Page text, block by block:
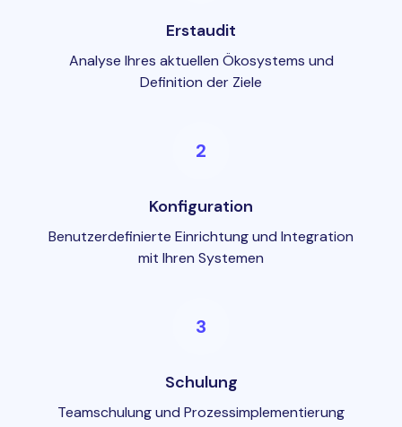
Erstaudit
Analyse Ihres aktuellen Ökosystems und
Definition der Ziele
2
Konfiguration
Benutzerdefinierte Einrichtung und Integration
mit Ihren Systemen
3
Schulung
Teamschulung und Prozessimplementierung